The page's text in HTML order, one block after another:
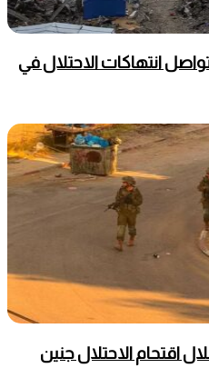
انتهاكات الاحتلال في
اقتحام الاحتلال جنين